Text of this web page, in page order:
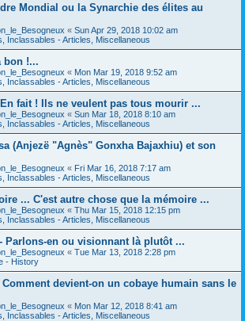
Mondial ou la Synarchie des élites au
« Sun Apr 29, 2018 10:02 am
Inclassables - Articles, Miscellaneous
bon !...
« Mon Mar 19, 2018 9:52 am
Inclassables - Articles, Miscellaneous
fait ! Ils ne veulent pas tous mourir ...
« Sun Mar 18, 2018 8:10 am
Inclassables - Articles, Miscellaneous
(Anjezë "Agnès" Gonxha Bajaxhiu) et son
« Fri Mar 16, 2018 7:17 am
Inclassables - Articles, Miscellaneous
... C'est autre chose que la mémoire ...
« Thu Mar 15, 2018 12:15 pm
Inclassables - Articles, Miscellaneous
Parlons-en ou visionnant là plutôt ...
« Tue Mar 13, 2018 2:28 pm
- History
devient-on un cobaye humain sans le
« Mon Mar 12, 2018 8:41 am
Inclassables - Articles, Miscellaneous